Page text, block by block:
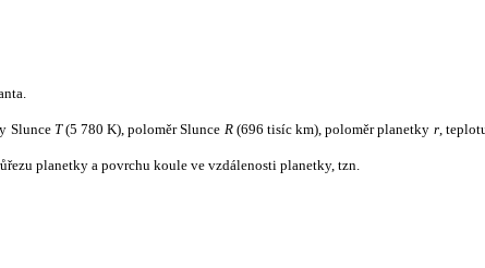
Slunce T(5 780 K), poloměr Slunce R(696 tisíc km), poloměr planetky r,
planetky a povrchu koule ve vzdálenosti planetky, tzn.